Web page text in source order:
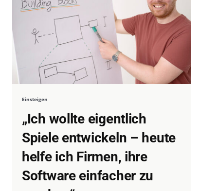
Einsteigen
„Ich wollte eigentlich
Spiele entwickeln – heute
helfe ich Firmen, ihre
Software einfacher zu